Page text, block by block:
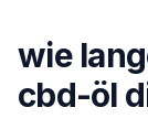
content
wie
cbd-öl